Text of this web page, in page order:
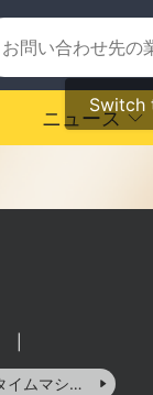
Switch
ニュース
タイムマシーン